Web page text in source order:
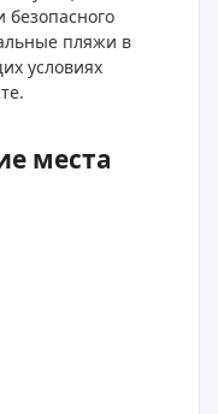
пляжи в
условиях
места